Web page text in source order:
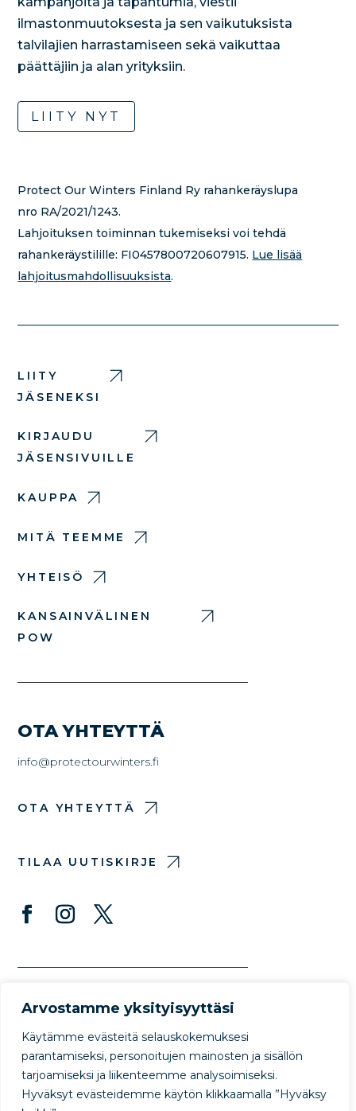
Arvostamme yksityisyyttäsi
Käytämme evästeitä selauskokemuksesi
parantamiseksi, personoitujen mainosten ja sisällön
tarjoamiseksi ja liikenteemme analysoimiseksi.
Hyväksyt evästeidemme käytön klikkaamalla ”Hyväksy
ilmastonmuutoksesta ja sen vaikutuksista
talvilajien harrastamiseen sekä vaikuttaa
päättäjiin ja alan yrityksiin.
LIITY NYT
Protect Our Winters Finland Ry rahankeräyslupa
nro RA/2021/1243.
Lahjoituksen toiminnan tukemiseksi voi tehdä
rahankeräystilille: FI0457800720607915. Lue lisää
lahjoitusmahdollisuuksista.
LIITY
JÄSENEKSI
KIRJAUDU
JÄSENSIVUILLE
KAUPPA
MITÄ TEEMME
YHTEISÖ
KANSAINVÄLINEN
POW
OTA YHTEYTTÄ
info@protectourwinters.fi
OTA YHTEYTTÄ
TILAA UUTISKIRJE
© Copyright Protect Our Winters 2022